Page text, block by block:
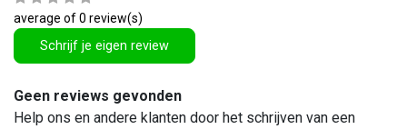
average of 0 review(s)
Schrijf je eigen review
Geen reviews gevonden
Help ons en andere klanten door het schrijven van een